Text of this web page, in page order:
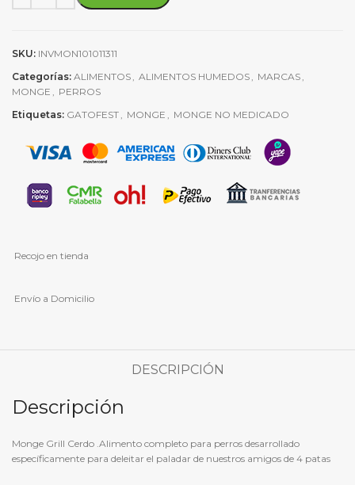
SKU: INVMON101011311
Categorías: ALIMENTOS , ALIMENTOS HUMEDOS , MARCAS ,
MONGE , PERROS
Etiquetas: GATOFEST , MONGE , MONGE NO MEDICADO
Recojo en tienda
Envío a Domicilio
DESCRIPCIÓN
Descripción
Monge Grill Cerdo .Alimento completo para perros desarrollado
específicamente para deleitar el paladar de nuestros amigos de 4 patas